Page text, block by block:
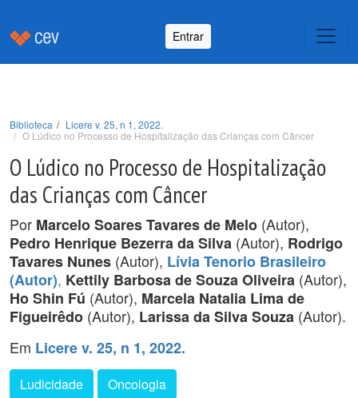
Entrar
Biblioteca
Licere v. 25, n 1, 2022.
O Lúdico no Processo de Hospitalização das Crianças com Câncer
O Lúdico no Processo de Hospitalização
das Crianças com Câncer
Por Marcelo Soares Tavares de Melo (Autor),
Pedro Henrique Bezerra da Silva (Autor), Rodrigo
Tavares Nunes (Autor), Lívia Tenorio Brasileiro
(Autor), Kettily Barbosa de Souza Oliveira (Autor),
Ho Shin Fú (Autor), Marcela Natalia Lima de
Figueirêdo (Autor), Larissa da Silva Souza (Autor).
Em Licere v. 25, n 1, 2022.
Ludicidade Oncologia